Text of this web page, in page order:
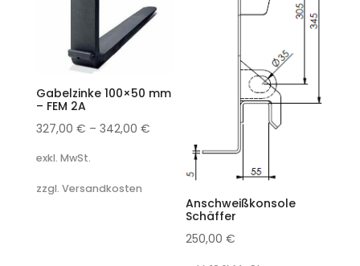
Gabelzinke 100×50 mm
– FEM 2A
327,00 € – 342,00 €
exkl. MwSt.
zzgl. Versandkosten
Anschweißkonsole
Schäffer
250,00€